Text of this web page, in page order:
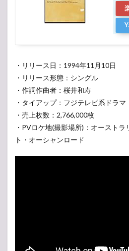
『30
どで
曲の
大部
分を
完
成』
4.2
のし
・リリース日：1994年11月10日
・リリース形態：シングル
・作詞作曲者：桜井和寿
・タイアップ：フジテレビ系ドラ
・売上枚数：2,766,000枚
・PVロケ地(撮影場所)：オースト
ト・オーシャンロード